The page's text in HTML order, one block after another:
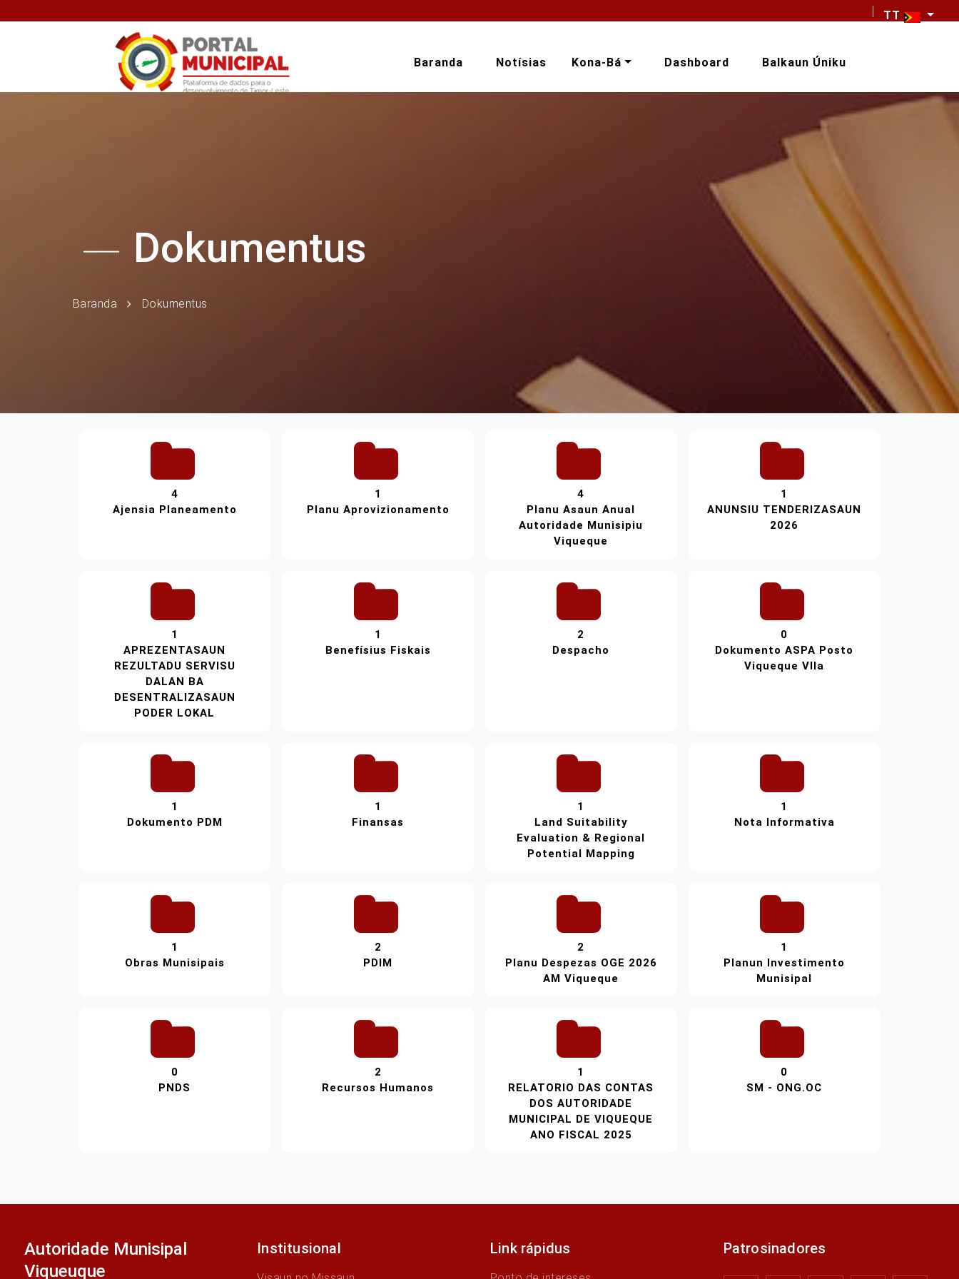
TT
Baranda Notísias Kona-Bá Dashboard Balkaun Úniku
Dokumentus
Baranda Dokumentus
4
Ajensia Planeamento
1
Planu Aprovizionamento
4
Planu Asaun Anual
Autoridade Munisipiu
Viqueque
1
ANUNSIU TENDERIZASAUN
2026
1
APREZENTASAUN
REZULTADU SERVISU
DALAN BA
DESENTRALIZASAUN
PODER LOKAL
1
Benefísius Fiskais
2
Despacho
0
Dokumento ASPA Posto
Viqueque VIla
1
Dokumento PDM
1
Finansas
1
Land Suitability
Evaluation & Regional
Potential Mapping
1
Nota Informativa
1
Obras Munisipais
2
PDIM
2
Planu Despezas OGE 2026
AM Viqueque
1
Planun Investimento
Munisipal
0
PNDS
2
Recursos Humanos
1
RELATORIO DAS CONTAS
DOS AUTORIDADE
MUNICIPAL DE VIQUEQUE
ANO FISCAL 2025
0
SM - ONG.OC
Autoridade Munisipal
Viqueuque
Institusional Link rápidus Patrosinadores